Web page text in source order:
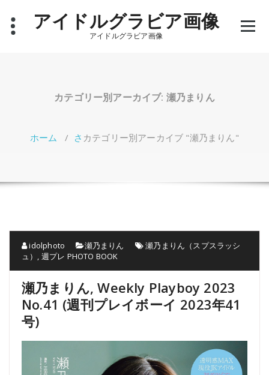
アイドルグラビア画像
アイドルグラビア画像
カテゴリー別アーカイブ: 瀬乃まりん
ホーム / さ カテゴリー別アーカイブ "瀬乃まりん"
idolphoto 瀬乃まりん
瀬乃まりん（スプスラッシ
ュ） , 週プレ PHOTO BOOK
瀬乃まりん, Weekly Playboy 2023
No.41 (週刊プレイボーイ 2023年41
号)